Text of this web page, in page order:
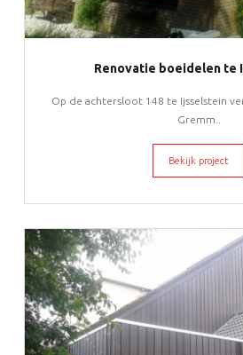
Renovatie boeidelen te
Op de achtersloot 148 te Ijsselstein
Gremm..
Bekijk project